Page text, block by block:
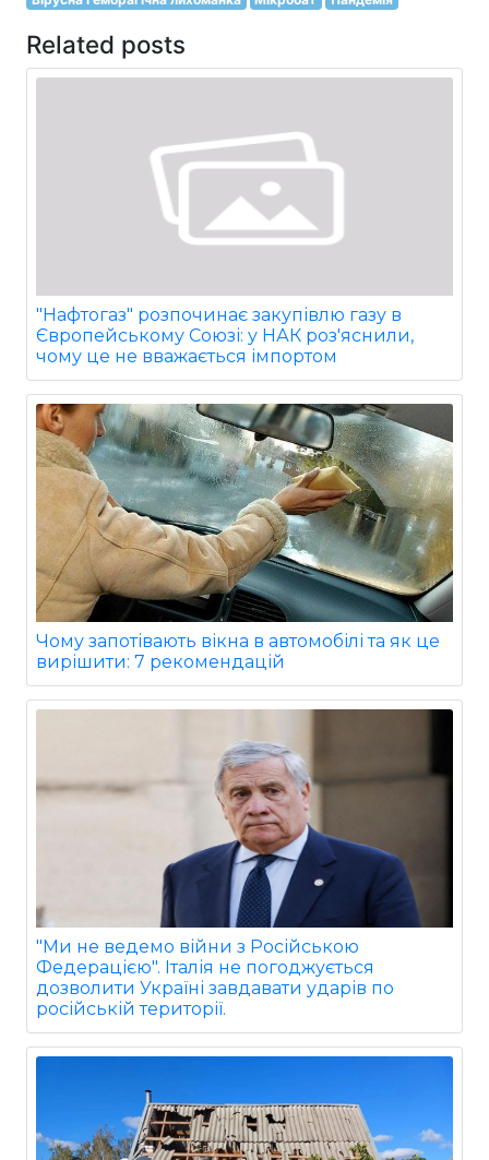
Related posts
"Нафтогаз" розпочинає закупівлю газу в
Європейському Союзі: у НАК роз'яснили,
чому це не вважається імпортом
Чому запотівають вікна в автомобілі та як це
вирішити: 7 рекомендацій
"Ми не ведемо війни з Російською
Федерацією". Італія не погоджується
дозволити Україні завдавати ударів по
російській території.